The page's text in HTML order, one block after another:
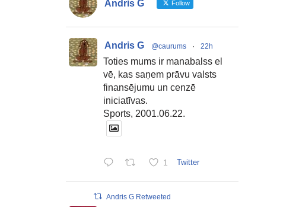
Andris G Follow
Andris G @caurums · 22h
Toties mums ir manabalss el
vē, kas saņem prāvu valsts
finansējumu un cenzē
iniciatīvas.
Sports, 2001.06.22.
1 Twitter
Andris G Retweeted